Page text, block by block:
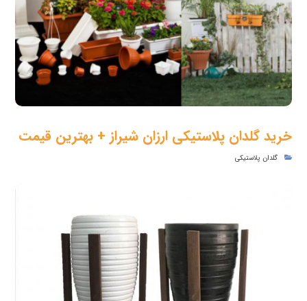
خرید گلدان پلاستیکی ارزان شیراز + بهترین قیمت
گلدان پلاستیکی